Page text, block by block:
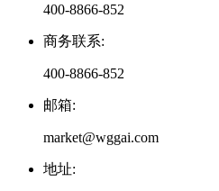
400-8866-852
商务联系:
400-8866-852
邮箱:
market@wggai.com
地址: